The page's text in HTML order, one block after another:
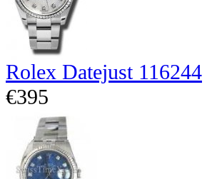
Rolex Datejust 116244
€395